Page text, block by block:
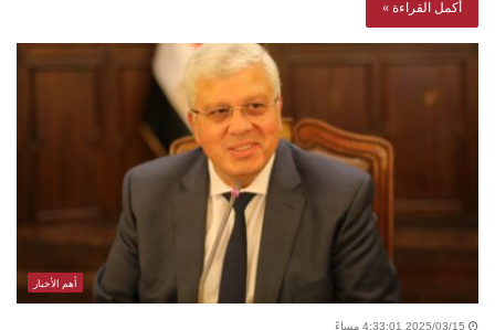
أكمل القراءة »
أهم الأخبار
2025/03/15 4:33:01 مساءً